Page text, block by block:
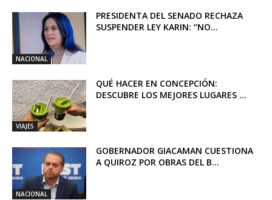
NACIONAL
PRESIDENTA DEL SENADO RECHAZA
SUSPENDER LEY KARIN: “NO...
VIAJES
QUÉ HACER EN CONCEPCIÓN:
DESCUBRE LOS MEJORES LUGARES ...
NACIONAL
GOBERNADOR GIACAMAN CUESTIONA
A QUIROZ POR OBRAS DEL B...